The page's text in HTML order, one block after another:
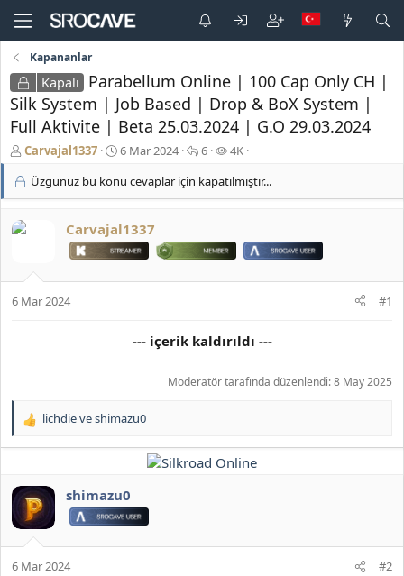
Kapananlar
Kapalı
Parabellum Online | 100 Cap Only CH |
Silk System | Job Based | Drop & BoX System |
Full Aktivite | Beta 25.03.2024 | G.O 29.03.2024
K
n
b
y
ş
Carvajal1337
B
ş
l
n
g
ı
ç
6 Mar 2024
C
v
a
a
r
6
G
r
ü
ü
l
e
4K
Üzgünüz bu konu cevaplar için kapatılmıştır...
Carvajal1337
6 Mar 2024 #1
--- içerik kaldırıldı ---
Moderatör tarafında düzenlendi:8 May 2025
T
i
l
e
lichdieveshimazu0
shimazu0
6 Mar 2024 #2